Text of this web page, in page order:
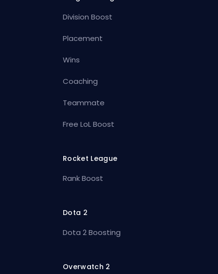
Division Boost
Placement
Wins
Coaching
Teammate
Free LoL Boost
Rocket League
Rank Boost
Dota 2
Dota 2 Boosting
Overwatch 2